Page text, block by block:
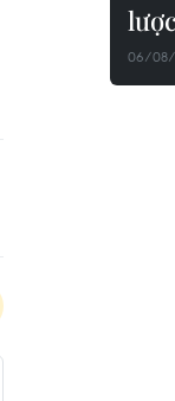
06/08/